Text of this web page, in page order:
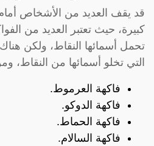
قد يقف العديد من الأشخاص
كبيرة، حيث تعتبر العديد من
تحمل أسمائها النقاط، ولكن
التي تخلو أسمائها من النقاط،
فاكهة العرموط.
فاكهة الدوكو.
فاكهة الحماط.
فاكهة السالام.